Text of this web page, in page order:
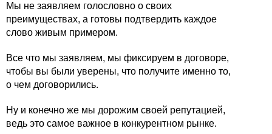
Мы не заявляем голословно о своих
преимуществах, а готовы подтвердить каждое
слово живым примером.
Все что мы заявляем, мы фиксируем в договоре,
чтобы вы были уверены, что получите именно то,
о чем договорились.
Ну и конечно же мы дорожим своей репутацией,
ведь это самое важное в конкурентном рынке.